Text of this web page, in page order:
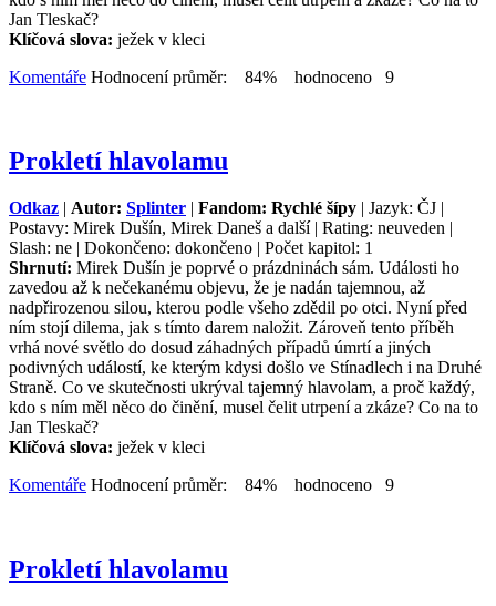
Jan Tleskač?
Klíčová slova: ježek v kleci
Komentáře Hodnocení průměr: 84% hodnoceno 9
Prokletí hlavolamu
Odkaz | Autor: Splinter | Fandom: Rychlé šípy | Jazyk: ČJ |
Postavy: Mirek Dušín, Mirek Daneš a další | Rating: neuveden |
Slash: ne | Dokončeno: dokončeno | Počet kapitol: 1
Shrnutí: Mirek Dušín je poprvé o prázdninách sám. Události ho
zavedou až k nečekanému objevu, že je nadán tajemnou, až
nadpřirozenou silou, kterou podle všeho zdědil po otci. Nyní před
ním stojí dilema, jak s tímto darem naložit. Zároveň tento příběh
vrhá nové světlo do dosud záhadných případů úmrtí a jiných
podivných událostí, ke kterým kdysi došlo ve Stínadlech i na Druhé
Straně. Co ve skutečnosti ukrýval tajemný hlavolam, a proč každý,
kdo s ním měl něco do činění, musel čelit utrpení a zkáze? Co na to
Jan Tleskač?
Klíčová slova: ježek v kleci
Komentáře Hodnocení průměr: 84% hodnoceno 9
Prokletí hlavolamu